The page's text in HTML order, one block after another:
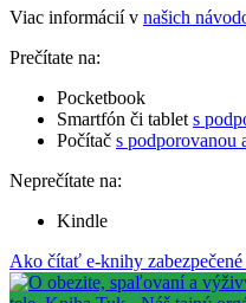
Viac informácií v našich
Prečítate na:
Pocketbook
Smartfón či tablet s
Počítač s podporovanou
Neprečítate na:
Kindle
Ako čítať e-knihy